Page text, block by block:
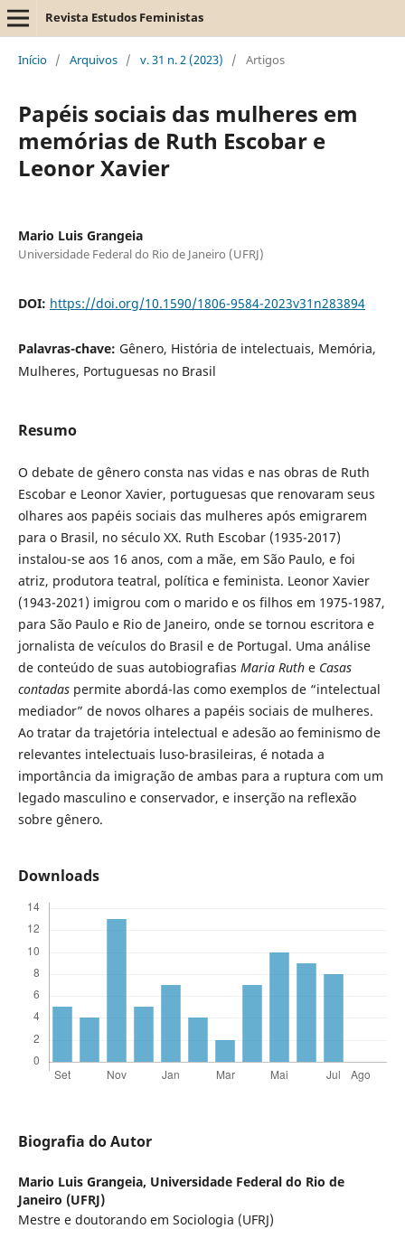
Revista Estudos Feministas
Início / Arquivos / v. 31 n. 2 (2023) / Artigos
Papéis sociais das mulheres em
memórias de Ruth Escobar e
Leonor Xavier
Mario Luis Grangeia
Universidade Federal do Rio de Janeiro (UFRJ)
DOI: https://doi.org/10.1590/1806-9584-2023v31n283894
Palavras-chave: Gênero, História de intelectuais, Memória,
Mulheres, Portuguesas no Brasil
Resumo
O debate de gênero consta nas vidas e nas obras de Ruth
Escobar e Leonor Xavier, portuguesas que renovaram seus
olhares aos papéis sociais das mulheres após emigrarem
para o Brasil, no século XX. Ruth Escobar (1935-2017)
instalou-se aos 16 anos, com a mãe, em São Paulo, e foi
atriz, produtora teatral, política e feminista. Leonor Xavier
(1943-2021) imigrou com o marido e os filhos em 1975-1987,
para São Paulo e Rio de Janeiro, onde se tornou escritora e
jornalista de veículos do Brasil e de Portugal. Uma análise
de conteúdo de suas autobiografias Maria Ruthe Casas
contadaspermite abordá-las como exemplos de “intelectual
mediador” de novos olhares a papéis sociais de mulheres.
Ao tratar da trajetória intelectual e adesão ao feminismo de
relevantes intelectuais luso-brasileiras, é notada a
importância da imigração de ambas para a ruptura com um
legado masculino e conservador, e inserção na reflexão
sobre gênero.
Downloads
Biografia do Autor
Mario Luis Grangeia, Universidade Federal do Rio de
Janeiro (UFRJ)
Mestre e doutorando em Sociologia (UFRJ)